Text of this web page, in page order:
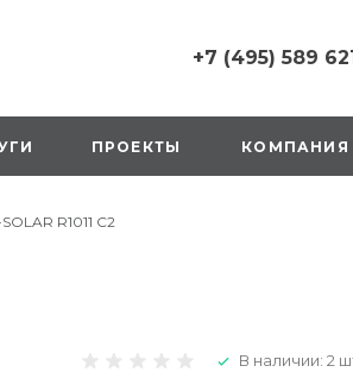
+7 (495) 589
+7 (495) 589 6215
г. Москва, Русаковская
ул., д.1, вход с улицы со
стороны ТТК
г. Москва,
ПРОЕКТЫ КОМПАНИЯ
R1011 C2
В наличии: 2